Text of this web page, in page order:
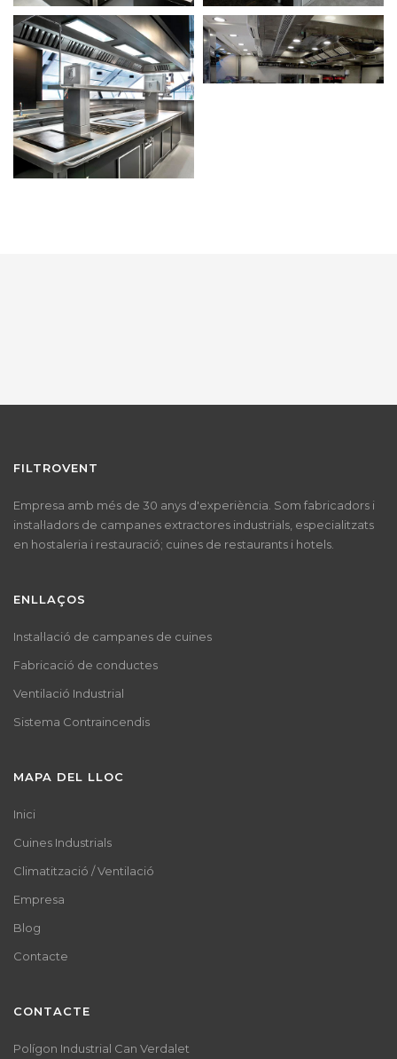
FILTROVENT
Empresa amb més de 30 anys d'experiència. Som fabricadors i
instal·ladors de campanes extractores industrials, especialitzats
en hostaleria i restauració; cuines de restaurants i hotels.
ENLLAÇOS
Instal·lació de campanes de cuines
Fabricació de conductes
Ventilació Industrial
Sistema Contraincendis
MAPA DEL LLOC
Inici
Cuines Industrials
Climatització / Ventilació
Empresa
Blog
Contacte
CONTACTE
Polígon Industrial Can Verdalet